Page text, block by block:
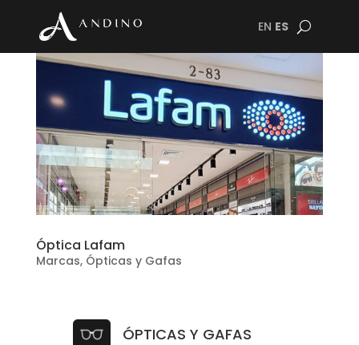
EN ES
Óptica Lafam
Marcas, Ópticas y Gafas
ÓPTICAS Y GAFAS